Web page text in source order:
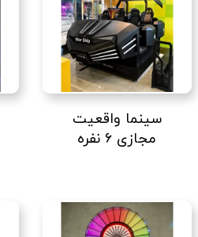
سینما واقعیت
مجازی ۶ نفره